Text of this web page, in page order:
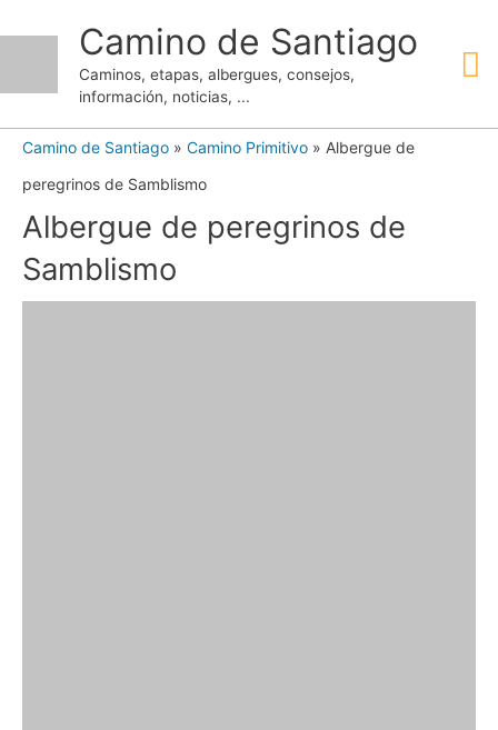
contenido
Camino de Santiago
Caminos, etapas, albergues, consejos,
información, noticias, ...
Camino de Santiago » Camino Primitivo » Albergue de
peregrinos de Samblismo
Albergue de peregrinos de
Samblismo